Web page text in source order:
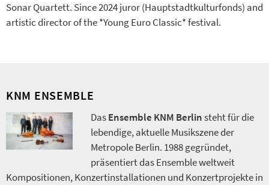
Sonar Quartett. Since 2024 juror (Hauptstadtkulturfonds) and
artistic director of the *Young Euro Classic* festival.
KNM ENSEMBLE
DasEnsemble KNM Berlinsteht für die
lebendige, aktuelle Musikszene der
Metropole Berlin. 1988 gegründet,
präsentiert das Ensemble weltweit
Kompositionen, Konzertinstallationen und Konzertprojekte in